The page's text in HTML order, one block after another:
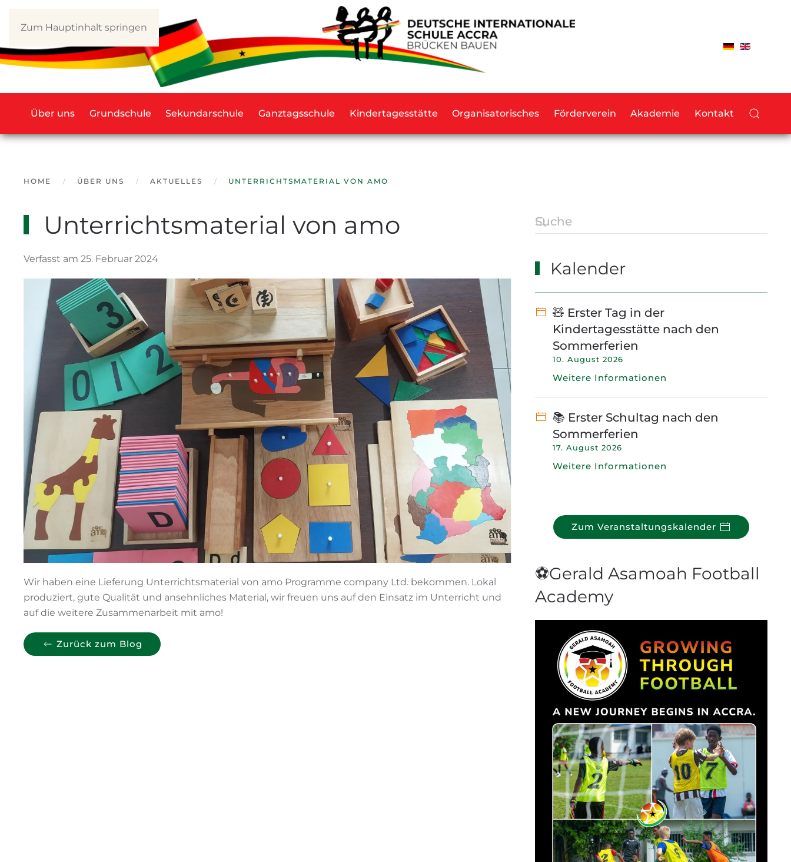
Zum Hauptinhalt springen
Über uns Grundschule Sekundarschule Ganztagsschule Kindertagesstätte Organisatorisches Förderverein Akademie Kontakt
HOME ÜBER UNS AKTUELLES UNTERRICHTSMATERIAL VON AMO
Unterrichtsmaterial von amo
Verfasst am 25. Februar 2024
Wir haben eine Lieferung Unterrichtsmaterial von amo Programme company Ltd. bekommen. Lokal
produziert, gute Qualität und ansehnliches Material, wir freuen uns auf den Einsatz im Unterricht und
auf die weitere Zusammenarbeit mit amo!
Zurück zum Blog
Kalender
🧸 Erster Tag in der
Kindertagesstätte nach den
Sommerferien
10. August 2026
Weitere Informationen
📚 Erster Schultag nach den
Sommerferien
17. August 2026
Weitere Informationen
Zum Veranstaltungskalender
⚽Gerald Asamoah Football
Academy